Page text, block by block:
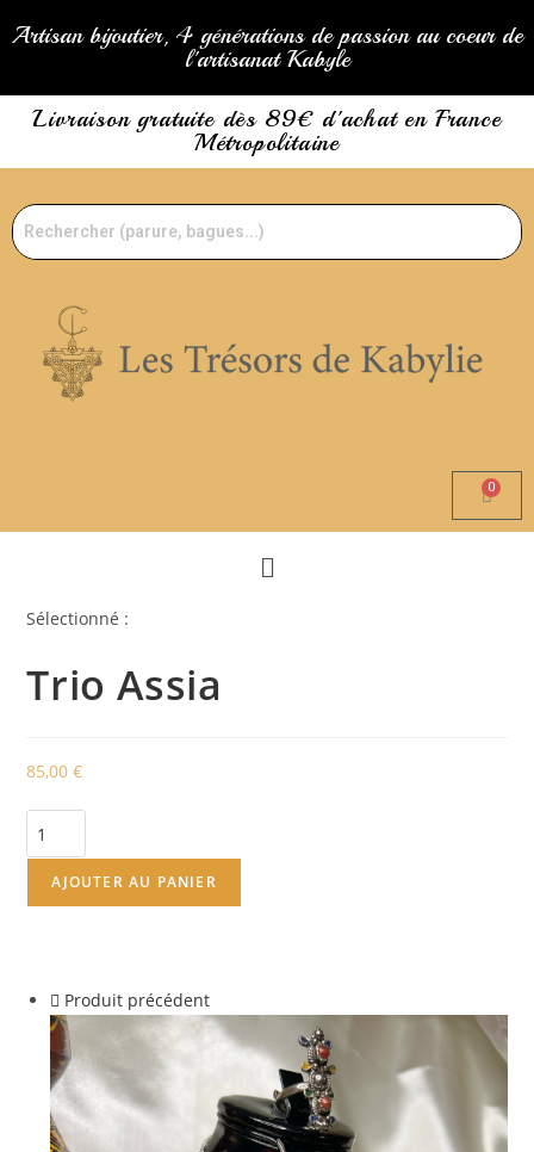
Artisan bijoutier, 4 générations de passion au coeur de
l'artisanat Kabyle
Livraison gratuite dès 89€ d'achat en France
Métropolitaine
Sélectionné :
Trio Assia
85,00€
AJOUTER AU PANIER
Produit précédent